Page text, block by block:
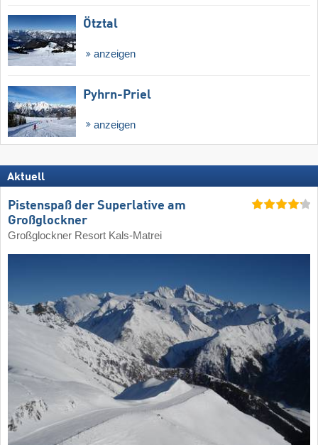
Ötztal
anzeigen
Pyhrn-Priel
anzeigen
Aktuell
Pistenspaß der Superlative am
Großglockner
Großglockner Resort Kals-Matrei